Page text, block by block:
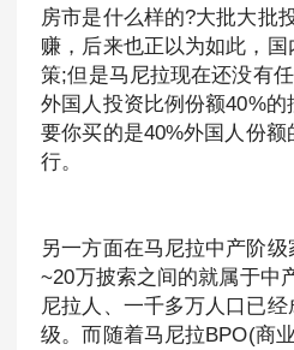
房市是什么样的?大批大批
赚，后来也正以为如此，
策;但是马尼拉现在还没有
外国人投资比例份额40%的
要你买的是40%外国人份
行。
另一方面在马尼拉中产阶
~20万披索之间的就属于中
尼拉人、一千多万人口已
级。而随着马尼拉BPO(商